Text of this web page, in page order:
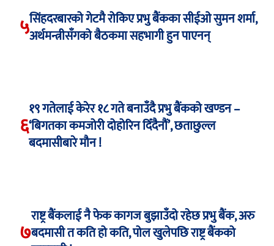
५सिंहदरबारको गेटमै रोकिए प्रभु बैंकका सीईओ सुमन शर्मा,
अर्थमन्त्रीसँगको बैठकमा सहभागी हुन पाएनन्
६
१९ गतेलाई केरेर १८ गते बनाउँदै प्रभु बैंकको खण्डन –
‘बिगतका कमजोरी दोहोरिन दिँदैनौं’, छताछुल्ल
बदमासीबारे मौन !
७
राष्ट्र बैंकलाई नै फेक कागज बुझाउँदो रहेछ प्रभु बैंक, अरु
बदमासी त कति हो कति, पोल खुलेपछि राष्ट्र बैंकको